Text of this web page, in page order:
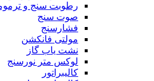
رطوبت سنج و
صوت سنج
فشارسنج
مولتی فانکشن
نشت یاب گاز
لوکس متر نورسنج
کالیبراتور